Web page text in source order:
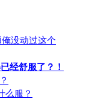
没动过这个
经舒服了？！
么服？